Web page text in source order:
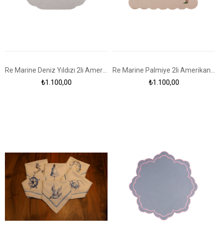
Re Marine Deniz Yıldızı 2li Amerikan Servis
₺1.100,00
Re Marine Palmiye 2li Amerikan Servis
₺1.100,00